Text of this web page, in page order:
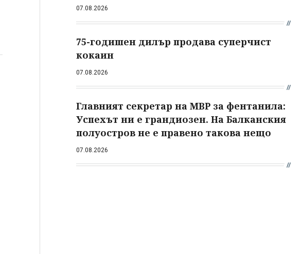
07.08.2026
75-годишен дилър продава суперчист
кокаин
07.08.2026
Главният секретар на МВР за фентанила:
Успехът ни е грандиозен. На Балканския
полуостров не е правено такова нещо
07.08.2026